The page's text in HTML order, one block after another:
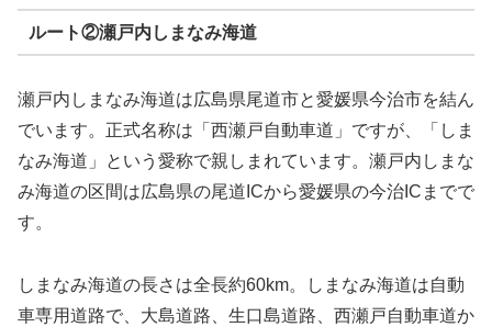
ルート②瀬戸内しまなみ海道
瀬戸内しまなみ海道は広島県尾道市と愛媛県今治市を結ん
でいます。正式名称は「西瀬戸自動車道」ですが、「しま
なみ海道」という愛称で親しまれています。瀬戸内しまな
み海道の区間は広島県の尾道ICから愛媛県の今治ICまでで
す。
しまなみ海道の長さは全長約60km。しまなみ海道は自動
車専用道路で、大島道路、生口島道路、西瀬戸自動車道か